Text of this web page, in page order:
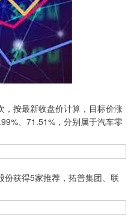
按最新收盘价计算，目标价涨
、71.51%，分别属于汽车零
获得5家推荐，拓普集团、联